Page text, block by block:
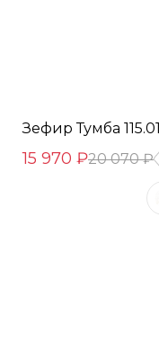
Зефир Тумба 115.01
15 970 ₽20 070 ₽